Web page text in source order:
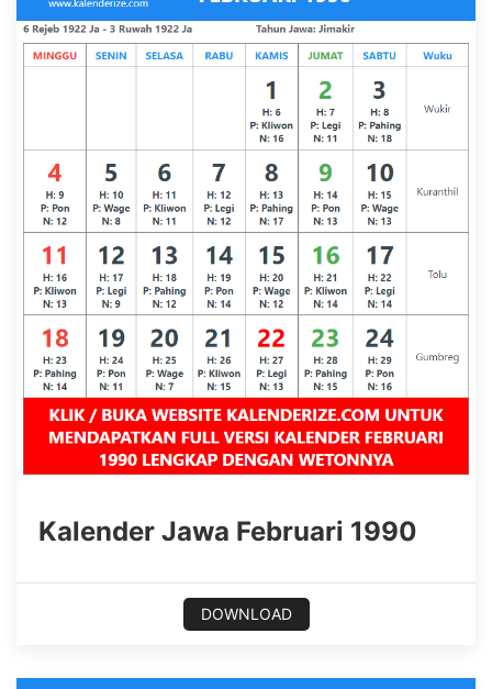
Kalender Jawa Februari 1990
DOWNLOAD